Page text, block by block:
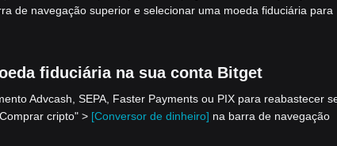
de navegação superior e selecionar uma moeda fiduciária para
fiduciária na sua conta Bitget
Advcash, SEPA, Faster Payments ou PIX para reabastecer
cripto" > [Conversor de dinheiro] na barra de navegação